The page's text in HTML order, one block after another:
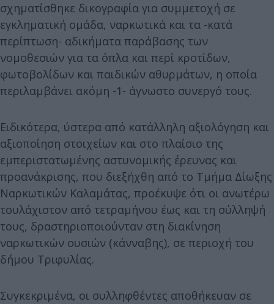
σχηματίσθηκε δικογραφία για συμμετοχή σε
εγκληματική ομάδα, ναρκωτικά και τα -κατά
περίπτωση- αδικήματα παράβασης των
νομοθεσιών για τα όπλα και περί κροτίδων,
φωτοβολίδων και παιδικών αθυρμάτων, η οποία
περιλαμβάνει ακόμη -1- άγνωστο συνεργό τους.
Ειδικότερα, ύστερα από κατάλληλη αξιολόγηση και
αξιοποίηση στοιχείων και στο πλαίσιο της
εμπεριστατωμένης αστυνομικής έρευνας και
προανάκρισης, που διεξήχθη από το Τμήμα Δίωξης
Ναρκωτικών Καλαμάτας, προέκυψε ότι οι ανωτέρω
τουλάχιστον από τετραμήνου έως και τη σύλληψή
τους, δραστηριοποιούνταν στη διακίνηση
ναρκωτικών ουσιών (κάνναβης), σε περιοχή του
δήμου Τριφυλίας.
Συγκεκριμένα, οι συλληφθέντες αποθήκευαν σε